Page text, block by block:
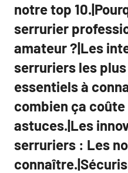
notre top
serrurier
amateur ?|Les
serruriers les
essentiels à
combien ça
astuces.|Les
serruriers : Les